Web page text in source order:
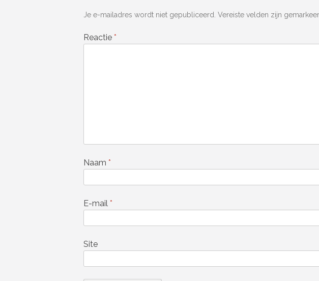
Je e-mailadres wordt niet gepubliceerd. Vereiste velden zijn
Reactie *
Naam *
E-mail *
Site